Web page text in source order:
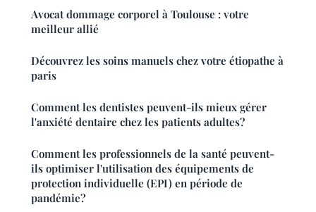
Avocat dommage corporel à Toulouse : votre
meilleur allié
Découvrez les soins manuels chez votre étiopathe à
paris
Comment les dentistes peuvent-ils mieux gérer
l'anxiété dentaire chez les patients adultes?
Comment les professionnels de la santé peuvent-
ils optimiser l'utilisation des équipements de
protection individuelle (EPI) en période de
pandémie?